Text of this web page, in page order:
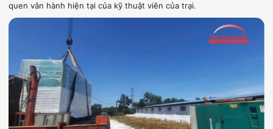
quen vân hành hiện tại của kỹ thuật viên của trại.